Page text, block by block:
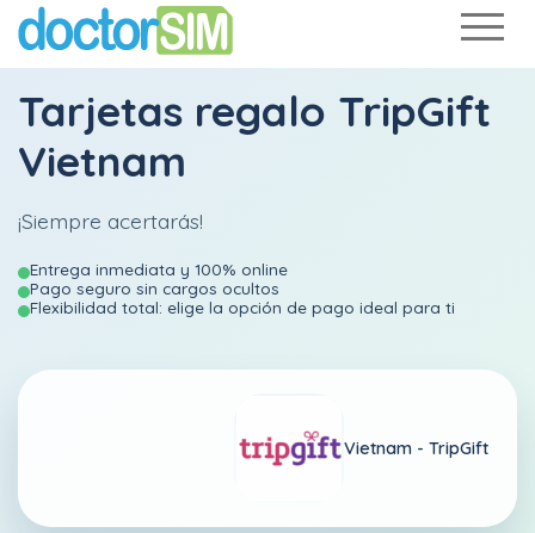
Tarjetas regalo TripGift
Vietnam
¡Siempre acertarás!
Entrega inmediata y 100% online
Pago seguro sin cargos ocultos
Flexibilidad total: elige la opción de pago ideal para ti
Vietnam - TripGift